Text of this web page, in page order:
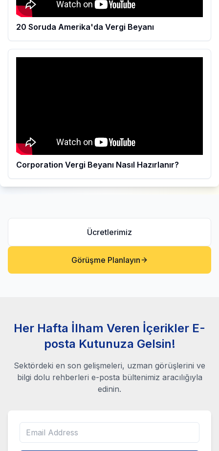
20 Soruda Amerika'da Vergi Beyanı
Corporation Vergi Beyanı Nasıl Hazırlanır?
Ücretlerimiz
Görüşme Planlayın
Her Hafta İlham Veren İçerikler E-
posta Kutunuza Gelsin!
Sektördeki en son gelişmeleri, uzman görüşlerini ve
bilgi dolu rehberleri e-posta bültenimiz aracılığıyla
edinin.